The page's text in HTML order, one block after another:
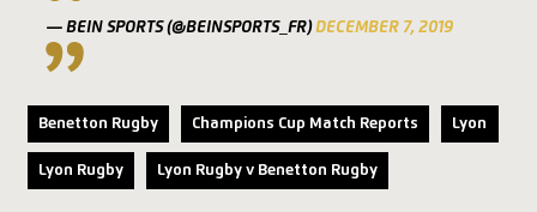
— BEIN SPORTS (@BEINSPORTS_FR)DECEMBER 7, 2019
Benetton Rugby Champions Cup Match Reports Lyon
Lyon Rugby Lyon Rugby v Benetton Rugby